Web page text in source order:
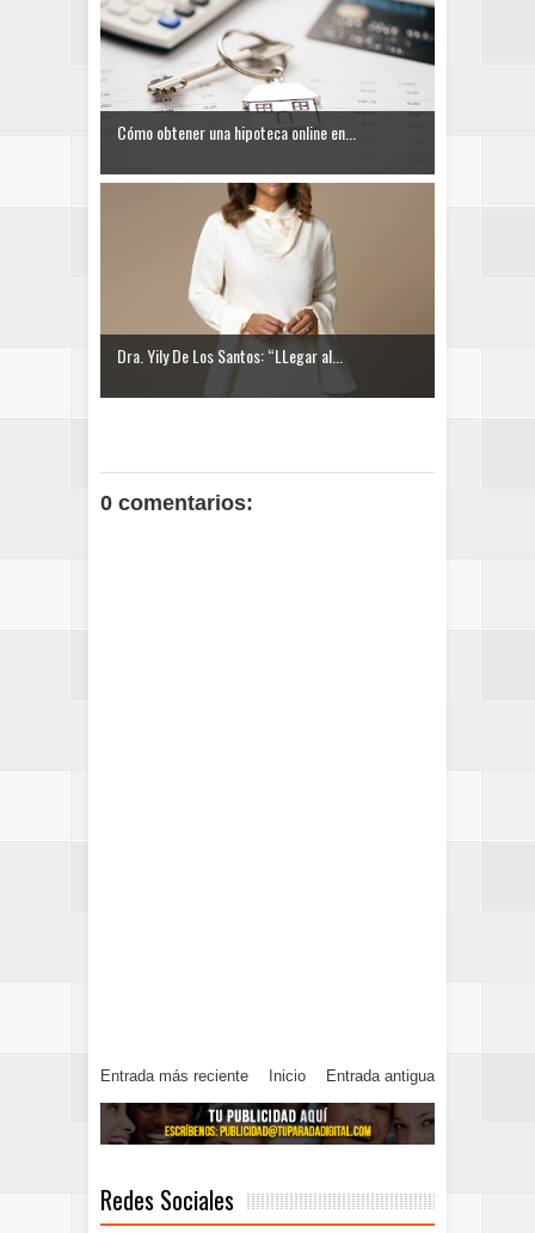
Cómo obtener una hipoteca online en...
Dra. Yily De Los Santos: “LLegar al...
0 comentarios:
Entrada más reciente Entrada antigua
Inicio
Redes Sociales